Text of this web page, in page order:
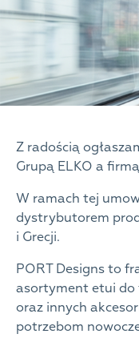
Z radością
Grupą ELKO a
W ramach tej
dystrybutorem
i Grecji.
PORT Designs to
asortyment etui
oraz innych
potrzebom